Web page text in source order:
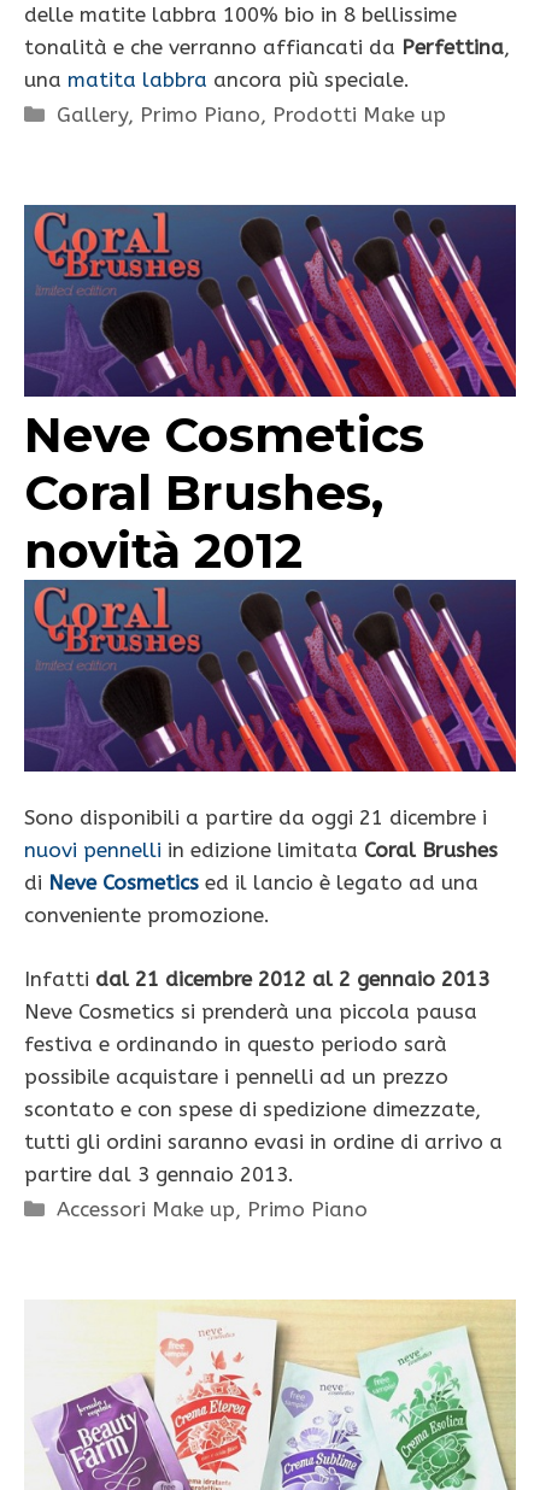
delle matite labbra 100% bio in 8 bellissime
tonalità e che verranno affiancati da Perfettina,
una matita labbra ancora più speciale.
Categorie
Gallery, Primo Piano, Prodotti Make up
Neve Cosmetics
Coral Brushes,
novità 2012
Sono disponibili a partire da oggi 21 dicembre i
nuovi pennelli in edizione limitata Coral Brushes
di Neve Cosmetics ed il lancio è legato ad una
conveniente promozione.
Infatti dal 21 dicembre 2012 al 2 gennaio 2013
Neve Cosmetics si prenderà una piccola pausa
festiva e ordinando in questo periodo sarà
possibile acquistare i pennelli ad un prezzo
scontato e con spese di spedizione dimezzate,
tutti gli ordini saranno evasi in ordine di arrivo a
partire dal 3 gennaio 2013.
Categorie
Accessori Make up, Primo Piano